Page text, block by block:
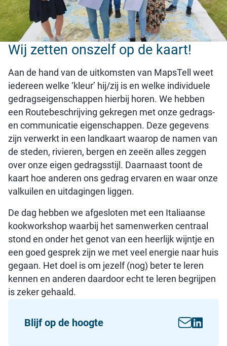
Wij zetten onszelf op de kaart!
Aan de hand van de uitkomsten van MapsTell weet
iedereen welke ‘kleur’ hij/zij is en welke individuele
gedragseigenschappen hierbij horen. We hebben
een Routebeschrijving gekregen met onze gedrags-
en communicatie eigenschappen. Deze gegevens
zijn verwerkt in een landkaart waarop de namen van
de steden, rivieren, bergen en zeeën alles zeggen
over onze eigen gedragsstijl. Daarnaast toont de
kaart hoe anderen ons gedrag ervaren en waar onze
valkuilen en uitdagingen liggen.
De dag hebben we afgesloten met een Italiaanse
kookworkshop waarbij het samenwerken centraal
stond en onder het genot van een heerlijk wijntje en
een goed gesprek zijn we met veel energie naar huis
gegaan. Het doel is om jezelf (nog) beter te leren
kennen en anderen daardoor echt te leren begrijpen
is zeker gehaald.
Blijf op de hoogte